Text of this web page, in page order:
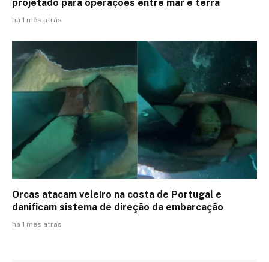
projetado para operações entre mar e terra
há 1 mês atrás
Orcas atacam veleiro na costa de Portugal e
danificam sistema de direção da embarcação
há 1 mês atrás